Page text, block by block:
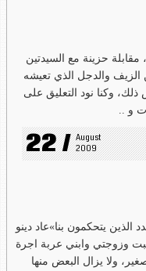
حزينة مع السيدتين
الزيف والدجل الذي تعيشه
وكنا نود التعليق على
و ..
22 / August
2009
الذين يتحكمون بنا»عاد دينو
وزوجتي وابني عربة اجرة
ولا يزال البعض منها